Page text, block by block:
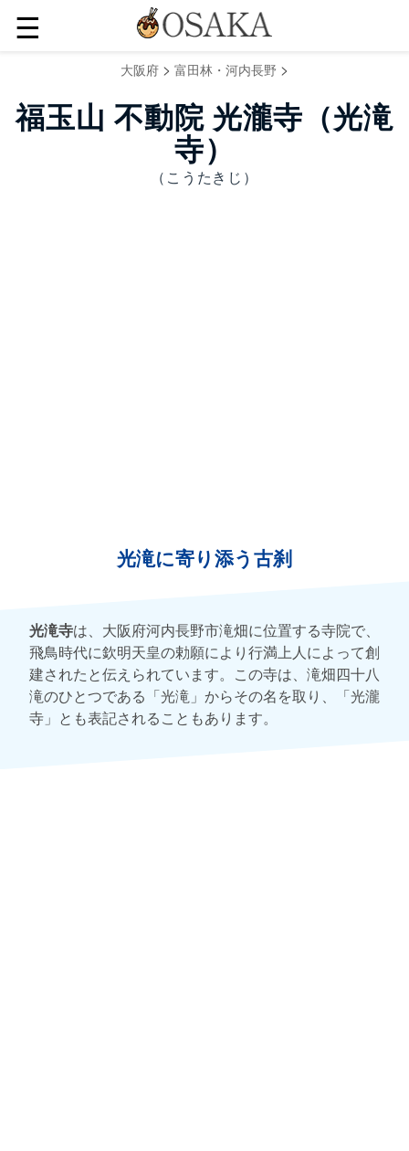
☰
大阪府 > 富田林・河内長野 >
福玉山 不動院 光瀧寺（光滝
寺）
（こうたきじ）
光滝に寄り添う古刹
光滝寺は、大阪府河内長野市滝畑に位置する寺院で、
飛鳥時代に欽明天皇の勅願により行満上人によって創
建されたと伝えられています。この寺は、滝畑四十八
滝のひとつである「光滝」からその名を取り、「光瀧
寺」とも表記されることもあります。